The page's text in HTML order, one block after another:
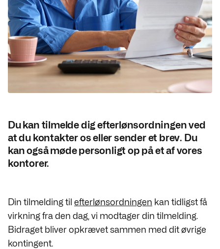
Du kan tilmelde dig efterlønsordningen ved
at du kontakter os eller sender et brev. Du
kan også møde personligt op på et af vores
kontorer.
Din tilmelding til efterlønsordningen kan tidligst få
virkning fra den dag, vi modtager din tilmelding.
Bidraget bliver opkrævet sammen med dit øvrige
kontingent.